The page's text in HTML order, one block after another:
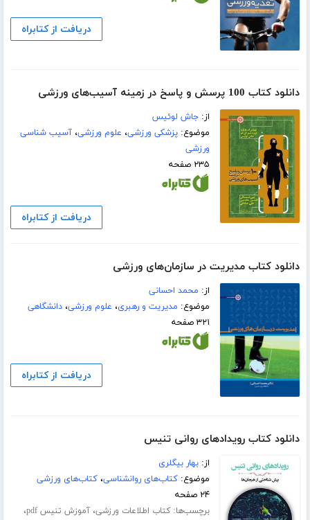
دریافت از کتابراه
دانلود کتاب 100 پرسش و پاسخ در زمینه آسیب‌های ورزشی
از:جاش لوئیس
موضوع:پزشکی ورزشی، علوم ورزشی،آسیب شناسی
ورزشی
۲۳۵ صفحه
دریافت از کتابراه
دانلود کتاب مدیریت در سازمان‌های ورزشی
از: محمد احسانی
موضوع: مدیریت و رهبری، علوم ورزشی،دانشگاهی
۳۲۱ صفحه
دریافت از کتابراه
دانلود کتاب رویدادهای روانی تنیس
از:بهار بیگلری
موضوع:کتاب‌های روانشناسی،کتاب‌های ورزشی
۲۴ صفحه
برچسب‌ها:کتاب اطلاعات ورزشی،آموزش تنیس pdf ،